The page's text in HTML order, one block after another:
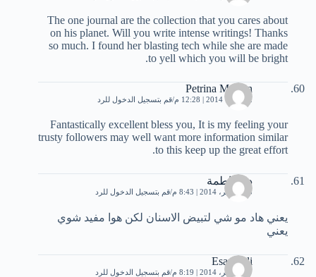
The one journal are the collection that you cares about
on his planet. Will you write intense writings! Thanks
so much. I found her blasting tech while she are made
to yell which you will be bright.
Petrina Mccain
2 أكتوبر، 2014 | 12:28 م قم بتسجيل الدخول للرد
Fantastically excellent bless you, It is my feeling your
trusty followers may well want more information similar
to this keep up the great effort.
دنيا باطمة
15 نوفمبر، 2014 | 8:43 م قم بتسجيل الدخول للرد
يعني هاد مو شي لتبيض الاسنان لكن هوا مفيد شوي
يعني
Esam Ali
17 نوفمبر، 2014 | 8:19 م قم بتسجيل الدخول للرد